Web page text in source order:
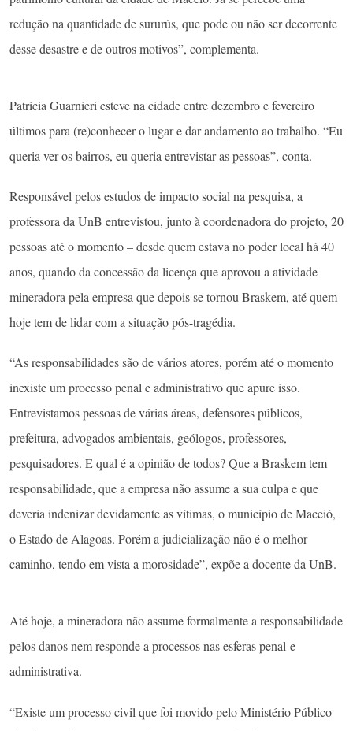
redução na quantidade de sururús, que pode ou não ser decorrente
desse desastre e de outros motivos”, complementa.
Patrícia Guarnieri esteve na cidade entre dezembro e fevereiro
últimos para (re)conhecer o lugar e dar andamento ao trabalho. “Eu
queria ver os bairros, eu queria entrevistar as pessoas”, conta.
Responsável pelos estudos de impacto social na pesquisa, a
professora da UnB entrevistou, junto à coordenadora do projeto, 20
pessoas até o momento – desde quem estava no poder local há 40
anos, quando da concessão da licença que aprovou a atividade
mineradora pela empresa que depois se tornou Braskem, até quem
hoje tem de lidar com a situação pós-tragédia.
“As responsabilidades são de vários atores, porém até o momento
inexiste um processo penal e administrativo que apure isso.
Entrevistamos pessoas de várias áreas, defensores públicos,
prefeitura, advogados ambientais, geólogos, professores,
pesquisadores. E qual é a opinião de todos? Que a Braskem tem
responsabilidade, que a empresa não assume a sua culpa e que
deveria indenizar devidamente as vítimas, o município de Maceió,
o Estado de Alagoas. Porém a judicialização não é o melhor
caminho, tendo em vista a morosidade”, expõe a docente da UnB.
Até hoje, a mineradora não assume formalmente a responsabilidade
pelos danos nem responde a processos nas esferas penal e
administrativa.
“Existe um processo civil que foi movido pelo Ministério Público